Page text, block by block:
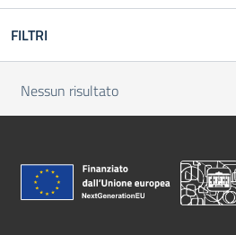
FILTRI
Nessun risultato